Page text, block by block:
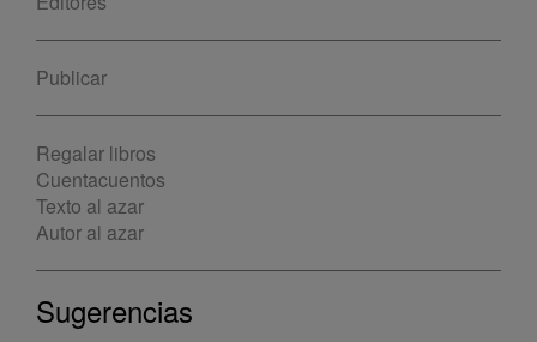
Publicar
Regalar libros
Cuentacuentos
Texto al azar
Autor al azar
Sugerencias